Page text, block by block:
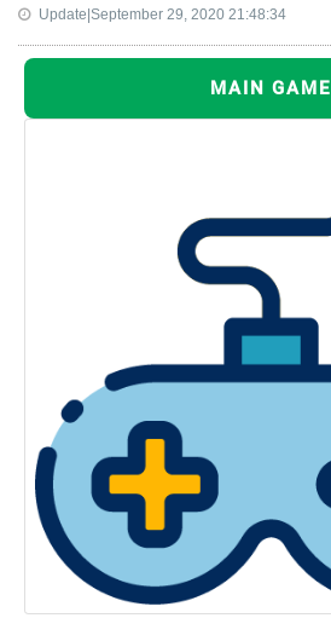
Update|September 29, 2020 21:48:34
MAIN GAME